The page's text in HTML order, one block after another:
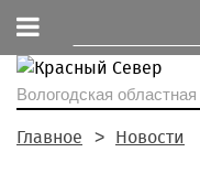
Вологодская областная
Главное Новости